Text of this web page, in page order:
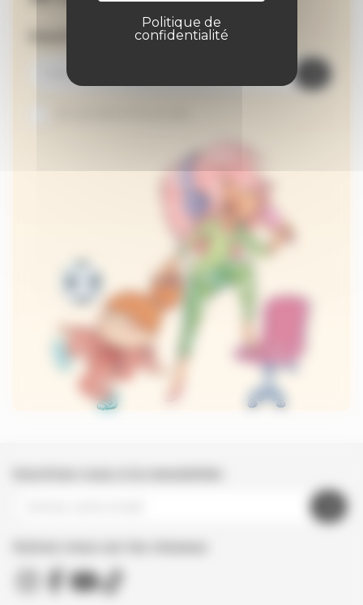
Politique de
confidentialité
Inscrivez-vous à la newsletter